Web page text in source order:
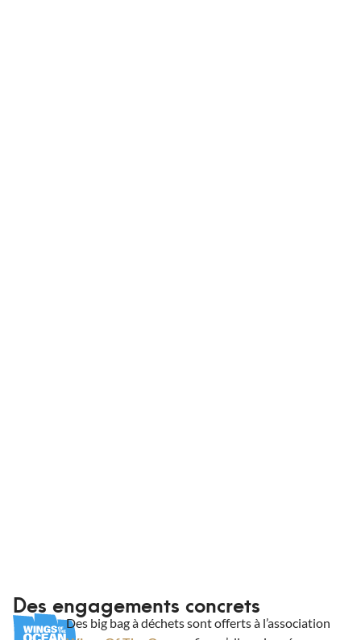
Des engagements concrets
Des big bag à déchets sont offerts à l’association